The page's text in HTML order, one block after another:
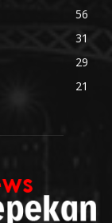
56
31
29
21